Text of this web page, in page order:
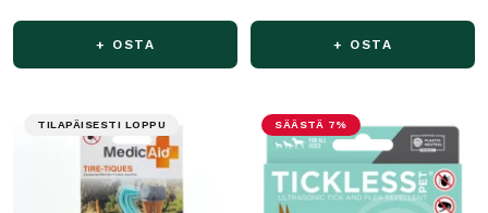
+ OSTA + OSTA
TILAPÄISESTI LOPPU SÄÄSTÄ 7%